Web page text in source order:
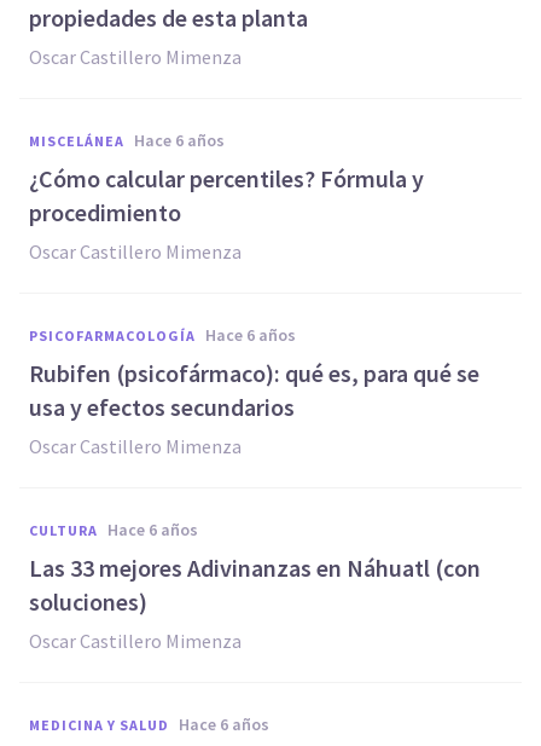
propiedades de esta planta
Oscar Castillero Mimenza
MISCELÁNEA hace 6 años
¿Cómo calcular percentiles? Fórmula y
procedimiento
Oscar Castillero Mimenza
PSICOFARMACOLOGÍA hace 6 años
Rubifen (psicofármaco): qué es, para qué se
usa y efectos secundarios
Oscar Castillero Mimenza
CULTURA hace 6 años
Las 33 mejores Adivinanzas en Náhuatl (con
soluciones)
Oscar Castillero Mimenza
MEDICINA Y SALUD hace 6 años